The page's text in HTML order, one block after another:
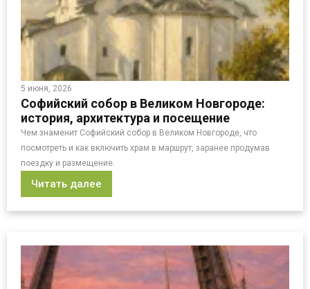
5 июня, 2026
Софийский собор в Великом Новгороде:
история, архитектура и посещение
Чем знаменит Софийский собор в Великом Новгороде, что
посмотреть и как включить храм в маршрут, заранее продумав
поездку и размещение.
Читать далее